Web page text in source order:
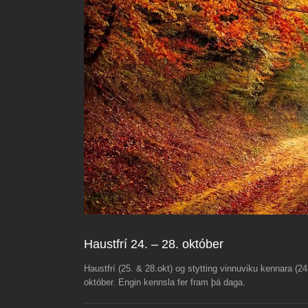
Haustfrí 24. – 28. október
Haustfrí (25. & 28.okt) og stytting vinnuviku kennara
október. Engin kennsla fer fram þá daga.